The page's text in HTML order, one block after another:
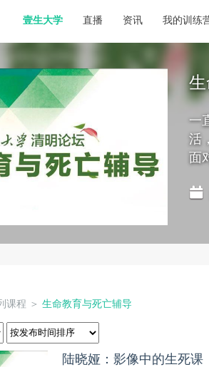
壹生大学 直播 资讯 我的训练
一
活
面
课程 ＞ 生命教育与死亡辅导
陆晓娅：影像中的生死课